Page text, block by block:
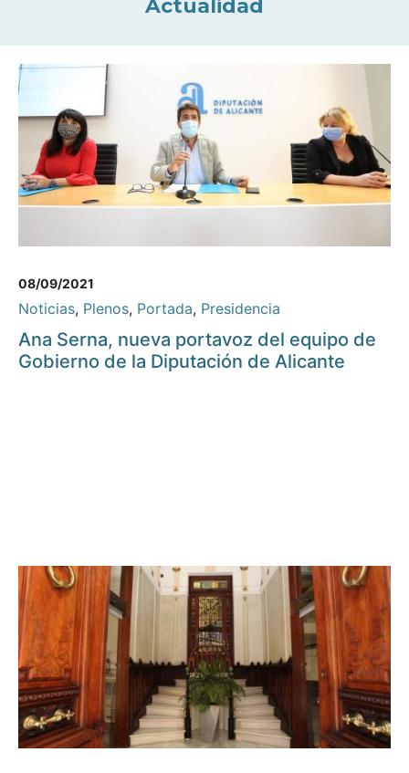
Actualidad
08/09/2021
Noticias, Plenos, Portada, Presidencia
Ana Serna, nueva portavoz del equipo de
Gobierno de la Diputación de Alicante